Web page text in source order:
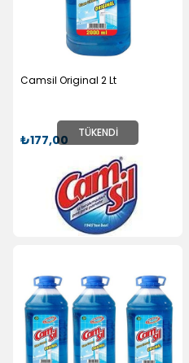
TÜKENDI
Camsil Original 2 Lt
₺177,00